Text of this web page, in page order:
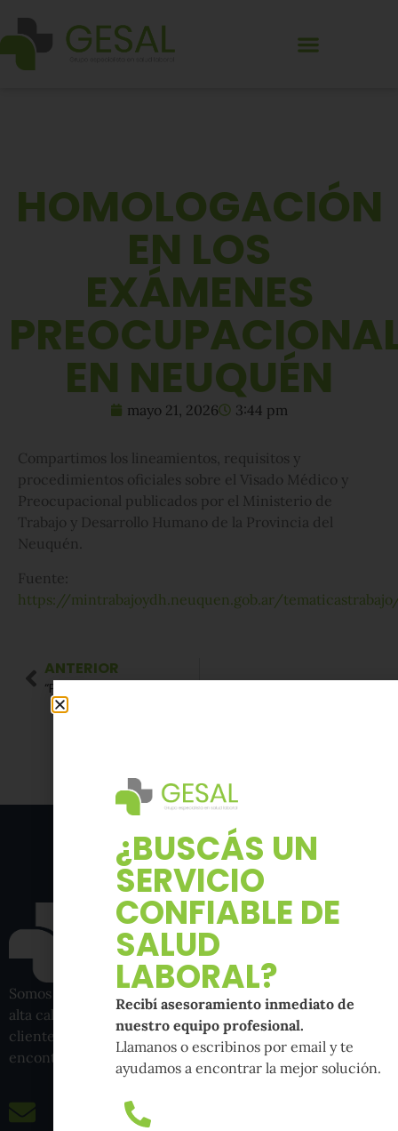
HOMOLOGACIÓN
EN LOS
EXÁMENES
EN NEUQUÉN
mayo 21, 2026 3:44 pm
Compartimos los lineamientos, requisitos y
procedimientos oficiales sobre el Visado Médico y
Preocupacional publicados por el Ministerio de
Trabajo y Desarrollo Humano de la Provincia del
Neuquén.
Fuente:
https://mintrabajoydh.neuquen.gob.ar/
ANTERIOR
Somos una empresa de Salud Laboral con procesos de
alta calidad que brinda el soporte integral a nuestros
clientes para el cuidado de sus trabajadores. Nos
encontramos ubicados en Neuquén, Pcia de Neuquén.
¿BUSCÁS UN
SERVICIO
CONFIABLE DE
SALUD
LABORAL?
Recibí asesoramiento inmediato de
nuestro equipo profesional.
Llamanos o escribinos por email y te
ayudamos a encontrar la mejor solución.